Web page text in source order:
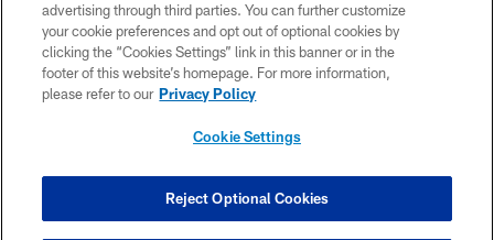
PRIVACY POLICY
ACCESSIBILITY
CONTACT US
COOKIE SETTINGS
advertising through third parties. You can further customize
your cookie preferences and opt out of optional cookies by
clicking the “Cookies Settings” link in this banner or in the
footer of this website’s homepage. For more information,
please refer to our Privacy Policy
Cookie Settings
Reject Optional Cookies